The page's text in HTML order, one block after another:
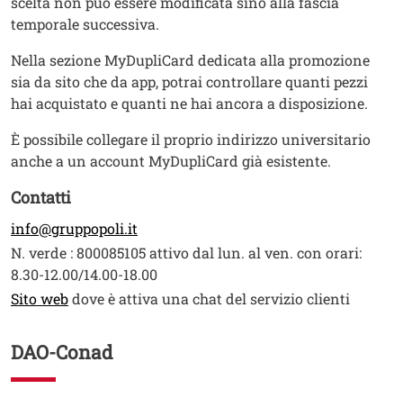
temporale successiva.
Nella sezione MyDupliCard dedicata alla promozione
sia da sito che da app, potrai controllare quanti pezzi
hai acquistato e quanti ne hai ancora a disposizione.
È possibile collegare il proprio indirizzo universitario
anche a un account MyDupliCard già esistente.
Contatti
info@gruppopoli.it
N. verde : 800085105 attivo dal lun. al ven. con orari:
8.30-12.00/14.00-18.00
Sito webApri il link in una nuova finestra
dove è attiva una chat del servizio clienti
DAO-Conad